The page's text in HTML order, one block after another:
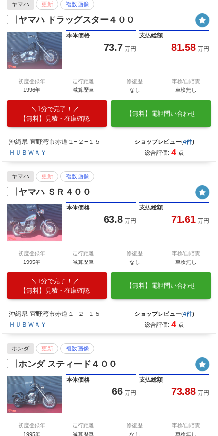
ヤマハ 更新 複数画像
ヤマハ ドラッグスター４００
本体価格
73.7 万円
支払総額
81.58 万円
初度登録年
1996年
走行距離
減算歴車
修復歴
なし
車検/自賠責
車検無し
1分で完了！
【無料】見積・在庫確認
【無料】電話問い合わせ
沖縄県 宜野湾市赤道１−２−１５
ＨＵＢＷＡＹ
ショップレビュー(4件)
総合評価: 4 点
ヤマハ 更新 複数画像
ヤマハ ＳＲ４００
本体価格
63.8 万円
支払総額
71.61 万円
初度登録年
1995年
走行距離
減算歴車
修復歴
なし
車検/自賠責
車検無し
1分で完了！
【無料】見積・在庫確認
【無料】電話問い合わせ
沖縄県 宜野湾市赤道１−２−１５
ＨＵＢＷＡＹ
ショップレビュー(4件)
総合評価: 4 点
ホンダ 更新 複数画像
ホンダ スティード４００
本体価格
66 万円
支払総額
73.88 万円
初度登録年
1995年
走行距離
減算歴車
修復歴
なし
車検/自賠責
車検無し